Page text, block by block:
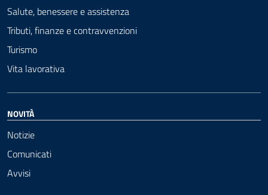
Salute, benessere e assistenza
Tributi, finanze e contravvenzioni
Turismo
Vita lavorativa
NOVITÀ
Notizie
Comunicati
Avvisi